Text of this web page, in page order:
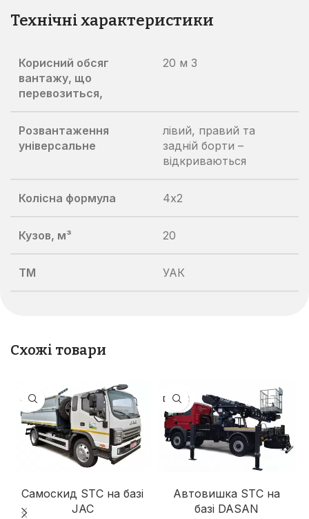
Технічні характеристики
Корисний обсяг
вантажу, що
перевозиться,
20 м 3
Розвантаження
універсальне
лівий, правий та
задній борти –
відкриваються
Колісна формула 4х2
Кузов, м³ 20
TM УАК
Схожі товари
JAC
Самоскид STC на базі
JAC
DASAN
Автовишка STC на
базі DASAN